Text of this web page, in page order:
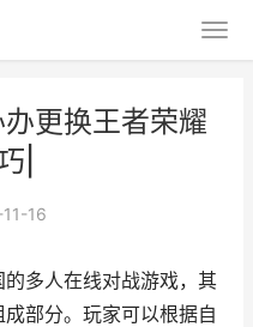
更换王者荣耀
|
16
多人在线对战游戏，其
部分。玩家可以根据自